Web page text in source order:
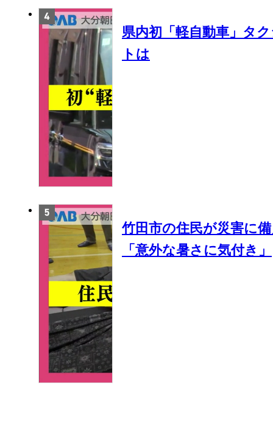
県内初「軽自動車」タ
トは
竹田市の住民が災害に
「意外な暑さに気付き」